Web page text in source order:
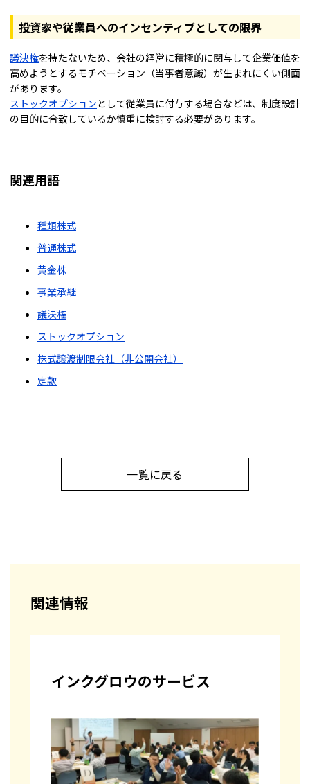
投資家や従業員へのインセンティブとしての限界
議決権を持たないため、会社の経営に積極的に関与して企業価値を
高めようとするモチベーション（当事者意識）が生まれにくい側面
があります。
ストックオプションとして従業員に付与する場合などは、制度設計
の目的に合致しているか慎重に検討する必要があります。
関連用語
種類株式
普通株式
黄金株
事業承継
議決権
ストックオプション
株式譲渡制限会社（非公開会社）
定款
一覧に戻る
関連情報
インクグロウのサービス